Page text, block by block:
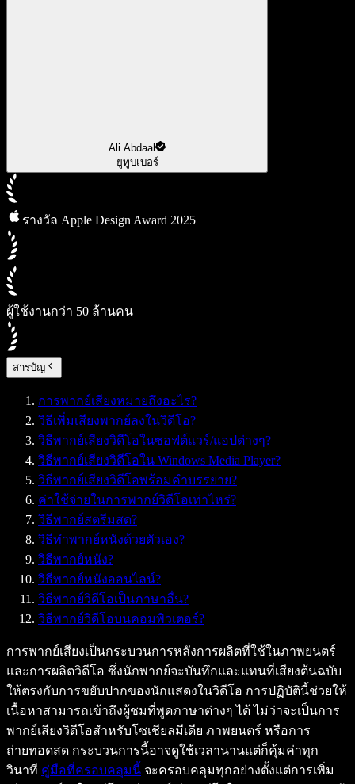
Ali Abdaal
ยูทูบเบอร์
รางวัล Apple Design Award 2025
ผู้ใช้งานกว่า 50 ล้านคน
สารบัญ
การพากย์เสียงหมายถึงอะไร?
วิธีเพิ่มเสียงพากย์ลงในวิดีโอ?
วิธีพากย์เสียงวิดีโอในซอฟต์แวร์/แอปต่างๆ?
วิธีพากย์เสียงวิดีโอใน Windows Media Player?
วิธีพากย์เสียงวิดีโอพร้อมคำบรรยาย?
ค่าใช้จ่ายในการพากย์วิดีโอเท่าไหร่?
วิธีพากย์สตรีมสด?
วิธีทำพากย์หนังด้วยตัวเอง?
วิธีพากย์หนัง?
วิธีพากย์หนังออนไลน์?
วิธีพากย์วิดีโอเป็นภาษาอื่น?
วิธีพากย์วิดีโอบนคอมพิวเตอร์?
การพากย์เสียงเป็นกระบวนการหลังการผลิตที่ใช้ในภาพยนตร์
และการผลิตวิดีโอ ซึ่งนักพากย์จะบันทึกและแทนที่เสียงต้นฉบับ
ให้ตรงกับการขยับปากของนักแสดงในวิดีโอ การปฏิบัตินี้ช่วยให้
เนื้อหาสามารถเข้าถึงผู้ชมที่พูดภาษาต่างๆ ได้ ไม่ว่าจะเป็นการ
พากย์เสียงวิดีโอสำหรับโซเชียลมีเดีย ภาพยนตร์ หรือการ
ถ่ายทอดสด กระบวนการนี้อาจดูใช้เวลานานแต่ก็คุ้มค่าทุก
วินาที คู่มือที่ครอบคลุมนี้ จะครอบคลุมทุกอย่างตั้งแต่การเพิ่ม